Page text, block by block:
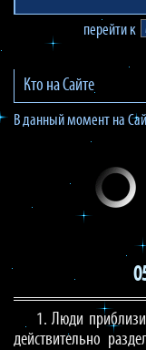
перейти к
Кто на Сайте
В данный момент на
1. Люди
действительно